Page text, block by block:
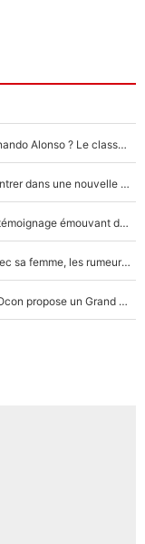
Max Verstappen, Lewis Hamilton… et bientôt Fernando Alonso ? Le classement des pilotes les mieux payés en Formule 1 risque de changer !
F1 - Alpine signe un accord «impensable» et va entrer dans une nouvelle dimension : Grande nouvelle pour Pierre Gasly !
F1 : « Je lui ai fait un câlin, puis j’ai dû partir...», le témoignage émouvant de Max Verstappen sur sa fille
F1 : Charles Leclerc surpris par les paparazzis avec sa femme, les rumeurs étaient vraies !
Comme pour le final du Tour de France, Esteban Ocon propose un Grand Prix de Formule 1 à Paris : «Autour de l’Arc de Triomphe, ce serait génial» !